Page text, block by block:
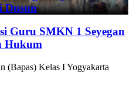
Dusun
Guru SMKN 1 Seyegan
Hukum
(Bapas) Kelas I Yogyakarta